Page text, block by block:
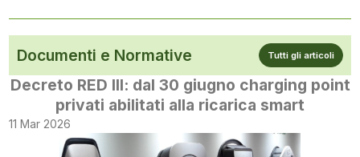
Documenti e Normative Tutti gli articoli
Decreto RED III: dal 30 giugno charging point
privati abilitati alla ricarica smart
11 Mar 2026